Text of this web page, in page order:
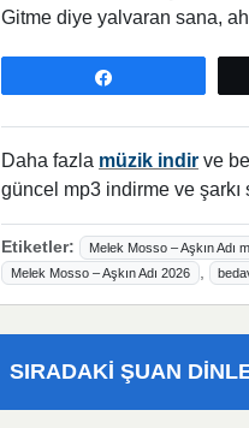
Gitme diye yalvaran sana,
Daha fazla müzik indir ve
güncel mp3 indirme ve
Etiketler: Melek Mosso – Aşkın Adı
Melek Mosso – Aşkın Adı 2026
SIRADAKI ŞUAN